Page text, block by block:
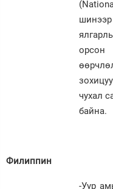
орсон
чухал
байна.
Филиппин
-Уур